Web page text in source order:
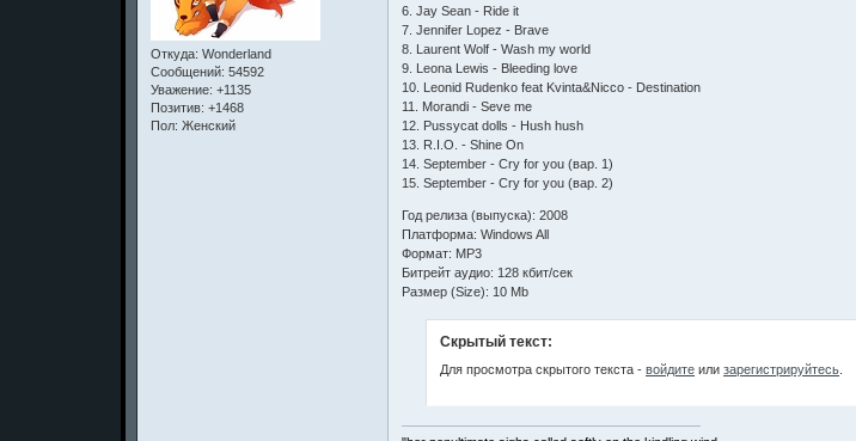
Откуда: Wonderland
Сообщений: 54592
Уважение: +1135
Позитив: +1468
Пол: Женский
6. Jay Sean - Ride it
7. Jennifer Lopez - Brave
8. Laurent Wolf - Wash my world
9. Leona Lewis - Bleeding love
10. Leonid Rudenko feat Kvinta&Nicco - Destination
11. Morandi - Seve me
12. Pussycat dolls - Hush hush
13. R.I.O. - Shine On
14. September - Cry for you (вар. 1)
15. September - Cry for you (вар. 2)
Год релиза (выпуска): 2008
Платформа: Windows All
Формат: MP3
Битрейт аудио: 128 кбит/сек
Размер (Size): 10 Mb
Скрытый текст:
Для просмотра скрытого текста -войдите илизарегистрируйтесь